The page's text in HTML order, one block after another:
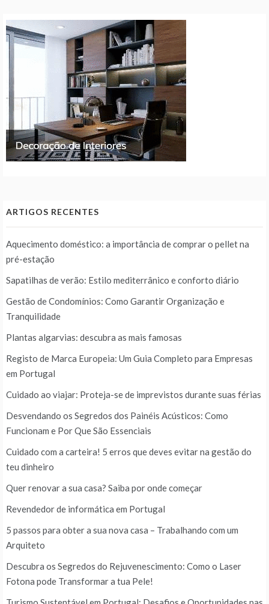
ARTIGOS RECENTES
Aquecimento doméstico: a importância de comprar o pellet na
pré-estação
Sapatilhas de verão: Estilo mediterrânico e conforto diário
Gestão de Condomínios: Como Garantir Organização e
Tranquilidade
Plantas algarvias: descubra as mais famosas
Registo de Marca Europeia: Um Guia Completo para Empresas
em Portugal
Cuidado ao viajar: Proteja-se de imprevistos durante suas férias
Desvendando os Segredos dos Painéis Acústicos: Como
Funcionam e Por Que São Essenciais
Cuidado com a carteira! 5 erros que deves evitar na gestão do
teu dinheiro
Quer renovar a sua casa? Saiba por onde começar
Revendedor de informática em Portugal
5 passos para obter a sua nova casa – Trabalhando com um
Arquiteto
Descubra os Segredos do Rejuvenescimento: Como o Laser
Fotona pode Transformar a tua Pele!